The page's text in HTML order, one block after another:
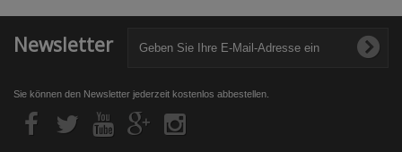
Newsletter
Sie können den Newsletter jederzeit kostenlos abbestellen.